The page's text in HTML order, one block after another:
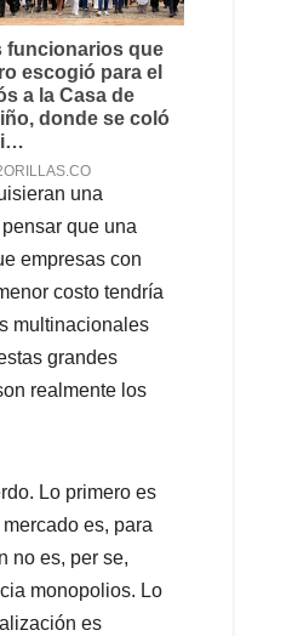
una
que una
empresas con
costo tendría
multinacionales
grandes
realmente los
Lo primero es
es, para
no es, per se,
monopolios. Lo
es